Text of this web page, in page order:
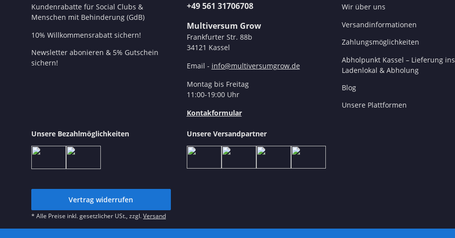
Kundenrabatte für Social Clubs &
Menschen mit Behinderung (GdB)
10% Willkommensrabatt sichern!
Newsletter abonieren & 5% Gutschein
sichern!
+49 561 31706708
Multiversum Grow
Frankfurter Str. 88b
34121 Kassel
Email - info@multiversumgrow.de
Montag bis Freitag
11:00-19:00 Uhr
Kontakformular
Wir über uns
Versandinformationen
Zahlungsmöglichkeiten
Abholpunkt Kassel – Lieferung ins
Ladenlokal & Abholung
Blog
Unsere Plattformen
Unsere Bezahlmöglichkeiten Unsere Versandpartner
Vertrag widerrufen
* Alle Preise inkl. gesetzlicher USt., zzgl.Versand